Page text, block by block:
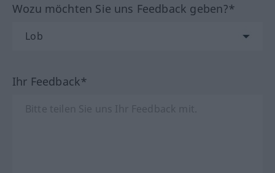
Wozu möchten Sie uns Feedback geben?*
Ihr Feedback*